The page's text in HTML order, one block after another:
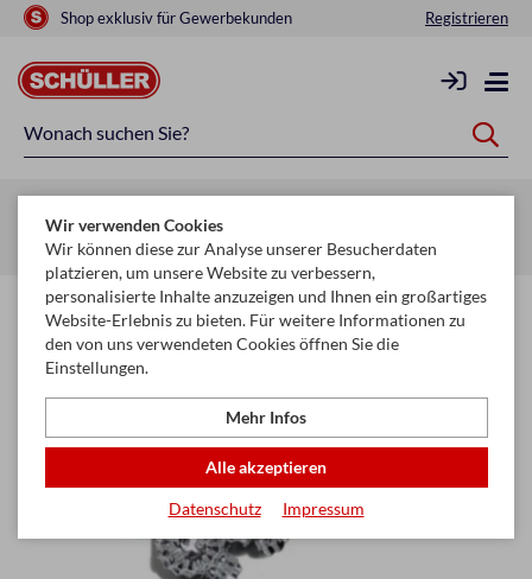
Shop exklusiv für Gewerbekunden Registrieren
Startseite Saisonen Weihnachten Christbaumschmuck
Wir verwenden Cookies
Wir können diese zur Analyse unserer Besucherdaten
platzieren, um unsere Website zu verbessern,
personalisierte Inhalte anzuzeigen und Ihnen ein großartiges
Website-Erlebnis zu bieten. Für weitere Informationen zu
den von uns verwendeten Cookies öffnen Sie die
Einstellungen.
Mehr Infos
Alle akzeptieren
Datenschutz Impressum